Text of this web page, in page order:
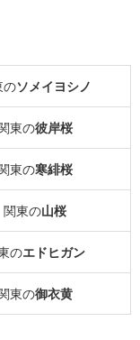
のソメイヨシノ
東の彼岸桜
東の寒緋桜
関東の山桜
のエドヒガン
東の御衣黄